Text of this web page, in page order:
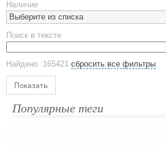
Стаканы
Эко кружки
ЕВРОПОСУДА
Аксессуары
Ежедневники и блокноты
Датированные ежедневники
Наличие
Выберите из списка
Поиск в тексте
Найдено :165421 сбросить все фильтры
Показать
Популярные теги